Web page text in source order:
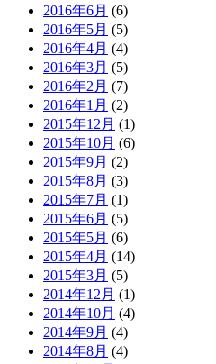
2016年6月 (6)
2016年5月 (5)
2016年4月 (4)
2016年3月 (5)
2016年2月 (7)
2016年1月 (2)
2015年12月 (1)
2015年10月 (6)
2015年9月 (2)
2015年8月 (3)
2015年7月 (1)
2015年6月 (5)
2015年5月 (6)
2015年4月 (14)
2015年3月 (5)
2014年12月 (1)
2014年10月 (4)
2014年9月 (4)
2014年8月 (4)